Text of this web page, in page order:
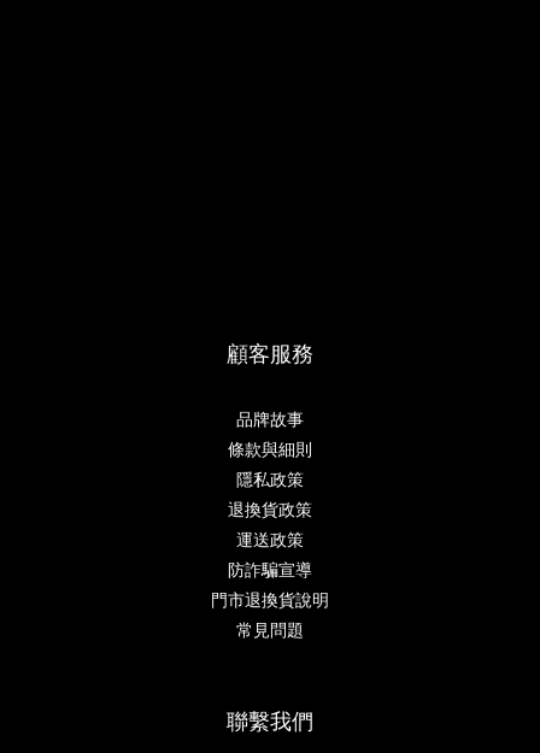
顧客服務
品牌故事
條款與細則
隱私政策
退換貨政策
運送政策
防詐騙宣導
門市退換貨說明
常見問題
聯繫我們